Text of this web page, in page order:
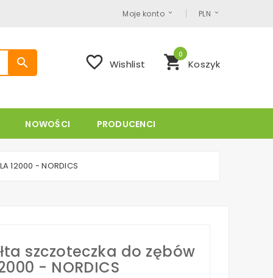
PLN
Moje konto
search shopping_cart Koszyk
0
favorite_border Wishlist
NOWOŚCI PRODUCENCI
12000 - NORDICS
szczoteczka do zębów
- NORDICS